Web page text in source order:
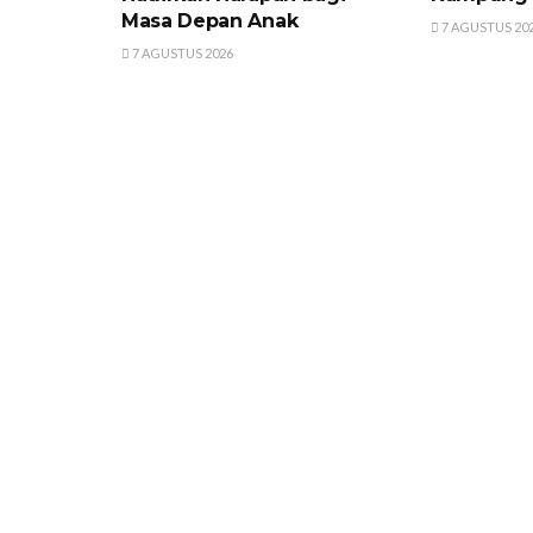
Masa Depan Anak
7 AGUSTUS 2026
7 AGUSTUS